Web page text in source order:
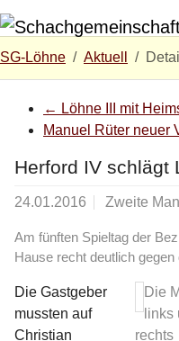
SG-Löhne Aktuell
← Löhne III mit
Manuel Rüter neuer
Herford IV schlägt
24.01.2016 Zweite
Am fünften Spieltag der
Hause recht deutlich
Die
rechts
Die Gastgeber
mussten auf
Christian